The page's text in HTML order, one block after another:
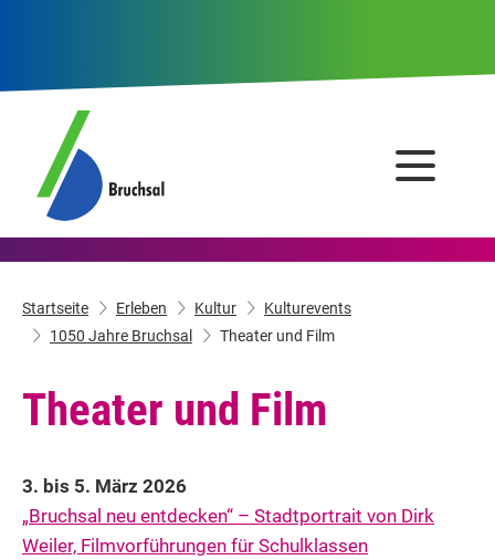
Startseite Erleben Kultur
Kulturevents
1050 Jahre Bruchsal
Theater und Film
Theater und Film
3. bis 5. März 2026
„Bruchsal neu entdecken“ – Stadtportrait von Dirk
Weiler, Filmvorführungen für Schulklassen